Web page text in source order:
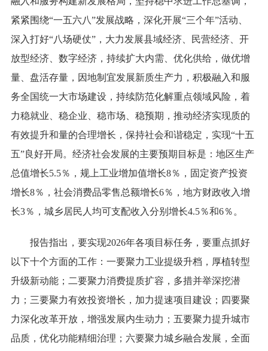
紧紧围绕“一五六八”发展战略，深化开展“三个年”活动、
深入打好“八场硬仗”，大力发展县域经济、民营经济、开
放型经济、数字经济，持续扩大内需、优化供给，做优增
量、盘活存量，因地制宜发展新质生产力，积极融入和服
务全国统一大市场建设，持续防范化解重点领域风险，着
力稳就业、稳企业、稳市场、稳预期，推动经济实现质的
有效提升和量的合理增长，保持社会和谐稳定，实现“十五
五”良好开局。经济社会发展的主要预期目标是：地区生产
总值增长5.5％，规上工业增加值增长8％，固定资产投资
增长8％，社会消费品零售总额增长6％，地方财政收入增
长3％，城乡居民人均可支配收入分别增长4.5％和6％。
报告指出，要实现2026年各项目标任务，要重点抓好
以下十个方面的工作：一要聚力工业提级升档，厚植转型
升级新动能；二要聚力消费提质扩容，多措并举深挖潜
力；三要聚力有效投资增长，加力提速项目建设；四要聚
力深化改革开放，增强发展内生动力；五要聚力提升城市
品质，优化功能精细治理；六要聚力城乡融合发展，全面